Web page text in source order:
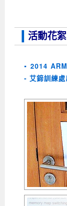
活動花絮
▪ 2014
- 艾鍗訓練處